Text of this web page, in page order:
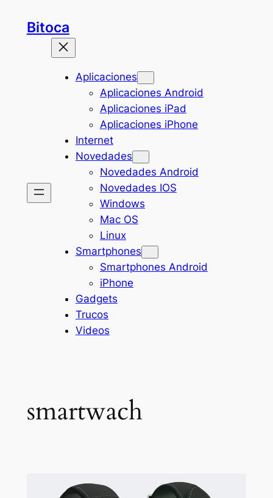
Bitoca
Aplicaciones
Aplicaciones Android
Aplicaciones iPad
Aplicaciones iPhone
Internet
Novedades
Novedades Android
Novedades IOS
Windows
Mac OS
Linux
Smartphones
Smartphones Android
iPhone
Gadgets
Trucos
Videos
smartwach